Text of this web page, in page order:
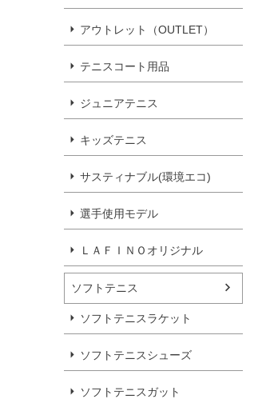
アウトレット（OUTLET）
テニスコート用品
ジュニアテニス
キッズテニス
サスティナブル(環境エコ)
選手使用モデル
ＬＡＦＩＮＯオリジナル
ソフトテニス
ソフトテニスラケット
ソフトテニスシューズ
ソフトテニスガット